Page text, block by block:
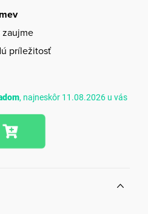
zaujme
príležitosť
11.08.2026